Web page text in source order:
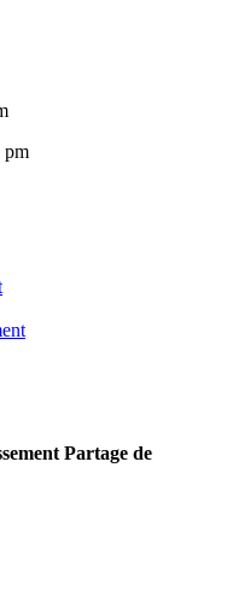
pm
Partage de